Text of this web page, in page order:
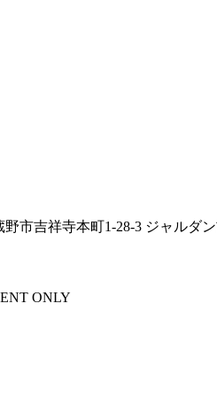
野市吉祥寺本町1-28-3 ジャルダ
ONLY